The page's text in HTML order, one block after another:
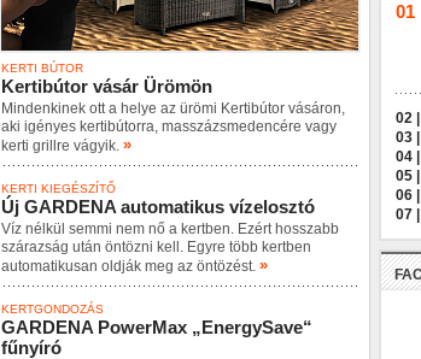
KERTI BÚTOR
Kertibútor vásár Ürömön
Mindenkinek ott a helye az ürömi Kertibútor vásáron,
aki igényes kertibútorra, masszázsmedencére vagy
kerti grillre vágyik. »
KERTI KIEGÉSZÍTŐ
Új GARDENA automatikus vízelosztó
Víz nélkül semmi nem nő a kertben. Ezért hosszabb
szárazság után öntözni kell. Egyre több kertben
automatikusan oldják meg az öntözést. »
KERTGONDOZÁS
GARDENA PowerMax „EnergySave“
fűnyíró
01
02 |
03 |
04 |
05 |
06 |
07 |